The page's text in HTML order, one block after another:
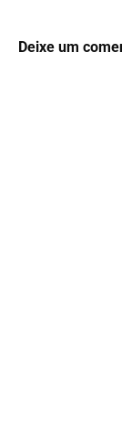
Deixe um